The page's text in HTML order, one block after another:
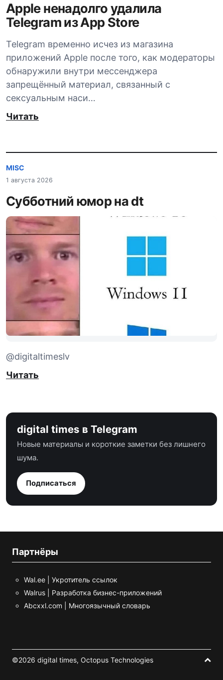
Apple ненадолго удалила
Telegram из App Store
Telegram временно исчез из магазина
приложений Apple после того, как модераторы
обнаружили внутри мессенджера
запрещённый материал, связанный с
сексуальным наси…
Читать
MISC
1 августа 2026
Субботний юмор на dt
@digitaltimeslv
Читать
digital times в Telegram
Новые материалы и короткие заметки без лишнего
шума.
Подписаться
Партнёры
Wal.ee | Укротитель ссылок
Walrus | Разработка бизнес-приложений
Abcxxl.com | Многоязычный словарь
©2026 digital times, Octopus Technologies